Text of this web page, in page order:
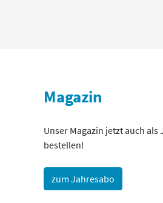
Magazin
Unser Magazin jetzt auch als
bestellen!
zum Jahresabo